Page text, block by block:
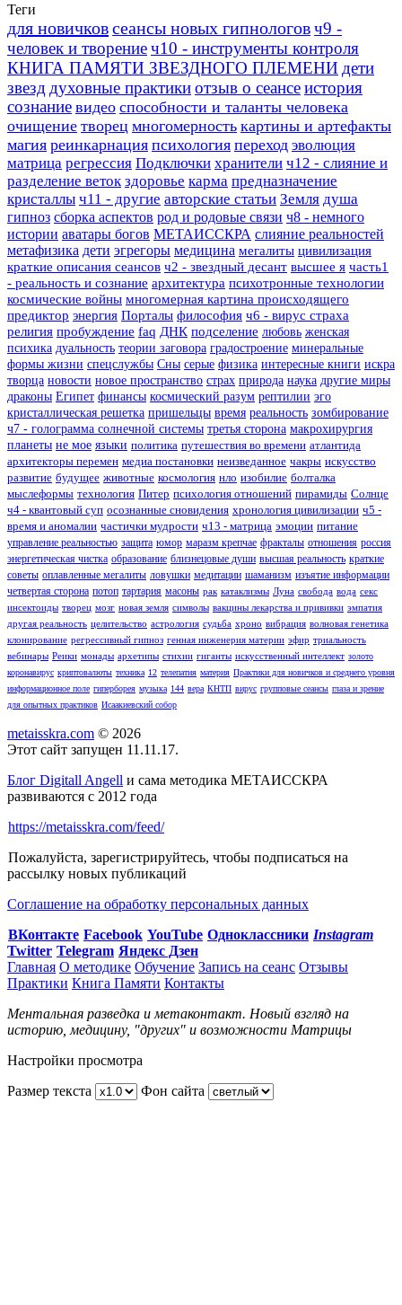
Теги
для новичковсеансы новых гипнологовч9 -
человек и творениеч10 - инструменты контроля
КНИГА ПАМЯТИ ЗВЕЗДНОГО ПЛЕМЕНИ дети
звезд духовные практикиотзыв о сеансеистория
сознание видео способности и таланты человека
очищение творец многомерность картины и артефакты
магия реинкарнация психология переход эволюция
матрица регрессия Подключки хранители ч12 - слияние и
разделение веток здоровье карма предназначение
кристаллы ч11 - другие авторские статьи Земля душа
гипноз сборка аспектов род и родовые связи ч8 - немного
истории аватары богов МЕТАИССКРА слияние реальностей
метафизика дети эгрегоры медицина мегалиты цивилизация
краткие описания сеансов ч2 - звездный десант высшее я часть1
- реальность и сознание архитектура психотронные технологии
космические войны многомерная картина происходящего
предиктор энергия Порталы философия ч6 - вирус страха
религия пробуждение faq ДНК подселение любовь женская
психика дуальность теории заговора градостроение минеральные
формы жизни спецслужбы Сны серые физика интересные книги искра
творца новости новое пространство страх природа наука другие миры
драконы Египет финансы космический разум рептилии эго
кристаллическая решетка пришельцы время реальность зомбирование
ч7 - голограмма солнечной системы третья сторона макрохирургия
планеты не мое языки политика путешествия во времени атлантида
архитекторы перемен медиа постановки неизведанное чакры искусство
развитие будущее животные космология нло изобилие болталка
мыслеформы технология Питер психология отношений пирамиды Солнце
ч4 - квантовый суп осознанные сновидения хронология цивилизации ч5 -
время и аномалии частички мудрости ч13 - матрица эмоции питание
управление реальностью защита юмор маразм крепчае фракталы отношения россия
энергетическая чистка образование близнецовые души высшая реальность краткие
советы оплавленные мегалиты ловушки медитации шаманизм изъятие информации
четвертая сторона потоп тартария масоны рак катаклизмы Луна свобода вода секс
инсектоиды творец мозг новая земля символы вакцины лекарства и прививки эмпатия
другая реальность целительство астрология судьба хроно вибрация волновая генетика
клонирование регрессивный гипноз генная инженерия материи эфир триальность
вебинары Реики монады архетипы стихии гиганты искусственный интеллект золото
коронавирус криптовалюты техника 12 телепатия материя Практики для новичков и среднего уровня
информационное поле гиперборея музыка 144 вера КНТП вирус групповые сеансы глаза и зрение
для опытных практиков Исаакиевский собор
metaisskra.com © 2026
Этот сайт запущен 11.11.17.
Блог Digitall Angell и сама методика МЕТАИССКРА
развиваются с 2012 года
https://metaisskra.com/feed/
Пожалуйста, зарегистрируйтесь, чтобы подписаться на
рассылку новых публикаций
Соглашение на обработку персональных данных
ВКонтакте Facebook YouTube Одноклассники Instagram
Twitter Telegram Яндекс Дзен
Главная О методике Обучение Запись на сеанс Отзывы
Практики Книга Памяти Контакты
Ментальная разведка и метаконтакт. Новый взгляд на
историю, медицину, "других" и возможности Матрицы
Настройки просмотра
Размер текста
Фон сайта